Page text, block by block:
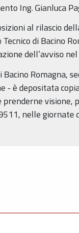
Ing. Gianluca
al rilascio
di Bacino
dell’avviso
Romagna,
- è depositata
visione,
nelle giornate